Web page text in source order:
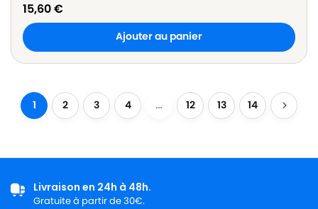
15,60€
Ajouter au panier
1 2 3 4 … 12 13 14
Livraison en 24h à 48h.
Gratuite à partir de 30€.